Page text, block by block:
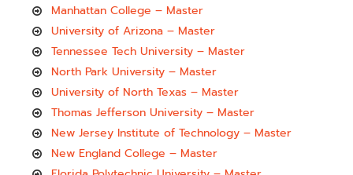
Manhattan College – Master
University of Arizona – Master
Tennessee Tech University – Master
North Park University – Master
University of North Texas – Master
Thomas Jefferson University – Master
New Jersey Institute of Technology – Master
New England College – Master